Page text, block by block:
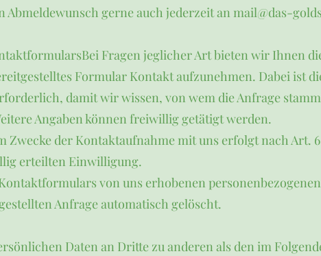
Abmeldewunsch gerne auch jederzeit an mail@das-
Fragen jeglicher Art bieten wir Ihnen
Formular Kontakt aufzunehmen. Dabei ist
damit wir wissen, von wem die Anfrage
Angaben können freiwillig getätigt werden.
der Kontaktaufnahme mit uns erfolgt nach Art. 6
erteilten Einwilligung.
von uns erhobenen
Anfrage automatisch gelöscht.
Daten an Dritte zu anderen als den im